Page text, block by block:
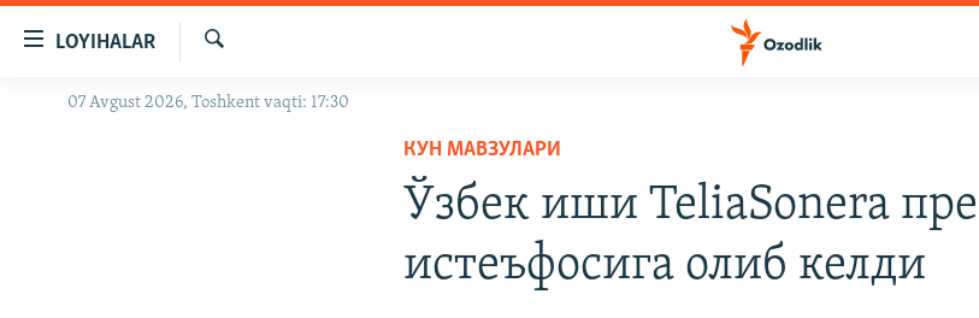
Бош
LOYIHALAR
OZODLIK SURISHTIRUVLARI
Излаш
07 Avgust 2026, Toshkent vaqti: 17:30
КУН МАВЗУЛАРИ
Ўзбек иши TeliaSonera
истеъфосига олиб келди